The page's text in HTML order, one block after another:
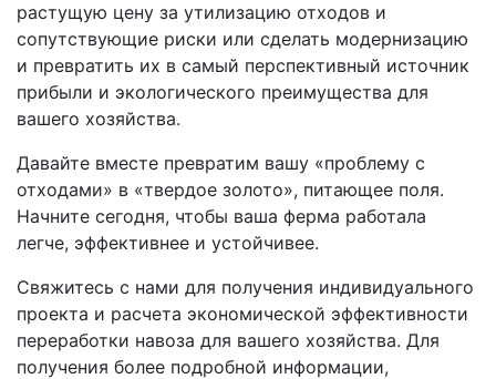
растущую цену за утилизацию отходов и
сопутствующие риски или сделать модернизацию
и превратить их в самый перспективный источник
прибыли и экологического преимущества для
вашего хозяйства.
Давайте вместе превратим вашу «проблему с
отходами» в «твердое золото», питающее поля.
Начните сегодня, чтобы ваша ферма работала
легче, эффективнее и устойчивее.
Свяжитесь с нами для получения индивидуального
проекта и расчета экономической эффективности
переработки навоза для вашего хозяйства. Для
получения более подробной информации,